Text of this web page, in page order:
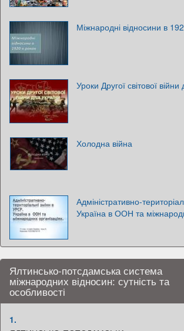
Міжнародні відносини в
Уроки Другої світової
Холодна війна
Адміністративно-
Україна в ООН та
Ялтинсько-потсдамська система
міжнародних відносин: сутність та
особливості
1.